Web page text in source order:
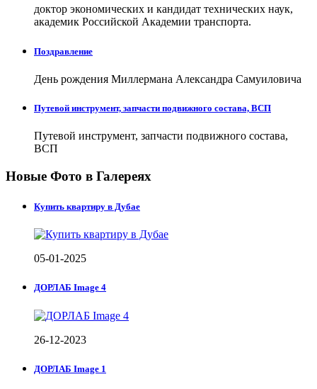
доктор экономических и кандидат технических наук,
академик Российской Академии транспорта.
Поздравление
День рождения Миллермана Александра Самуиловича
Путевой инструмент, запчасти подвижного состава, ВСП
Путевой инструмент, запчасти подвижного состава,
ВСП
Новые Фото в Галереях
Купить квартиру в Дубае
05-01-2025
ДОРЛАБ Image 4
26-12-2023
ДОРЛАБ Image 1